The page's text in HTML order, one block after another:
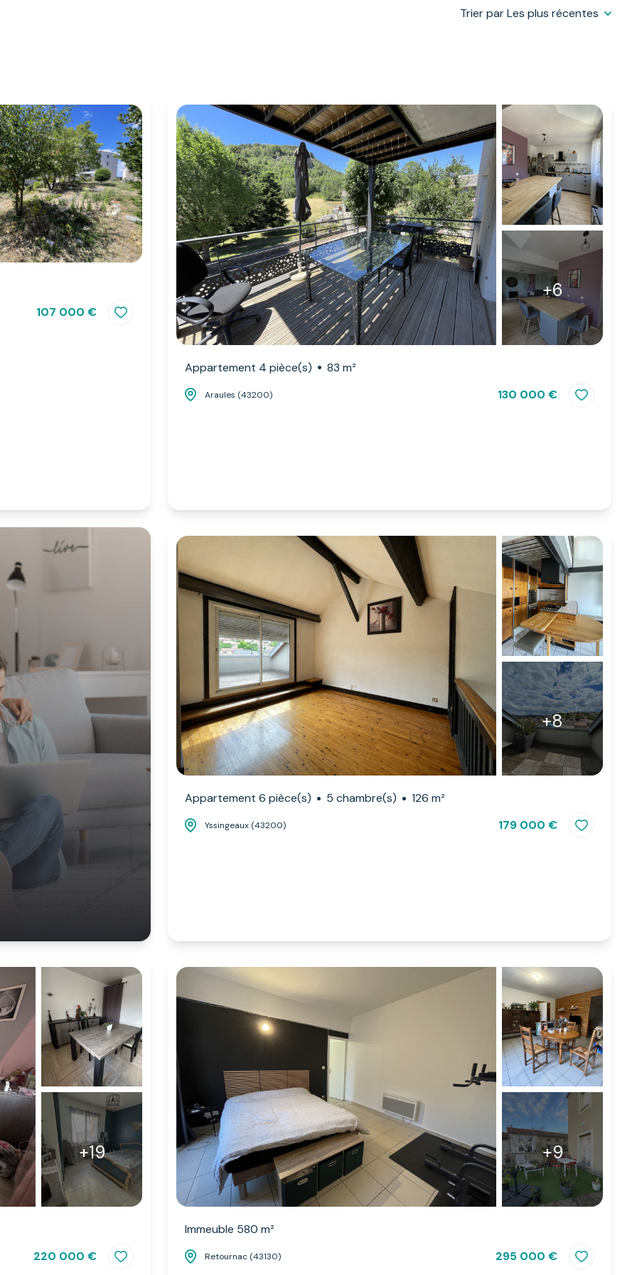
Trier par Les plus récentes
107 000 €
+6
Appartement 4 pièce(s) 83 m²
Araules (43200) 130 000 €
+8
Appartement 6 pièce(s) 5 chambre(s) 126 m²
Yssingeaux (43200) 179 000 €
+19
220 000 €
+9
Immeuble 580 m²
Retournac (43130) 295 000 €